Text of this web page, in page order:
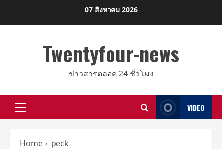
07 สิงหาคม 2026
Twentyfour-news
ข่าวสารตลอด 24 ชั่วโมง
Primary
VIDEO
Home peck